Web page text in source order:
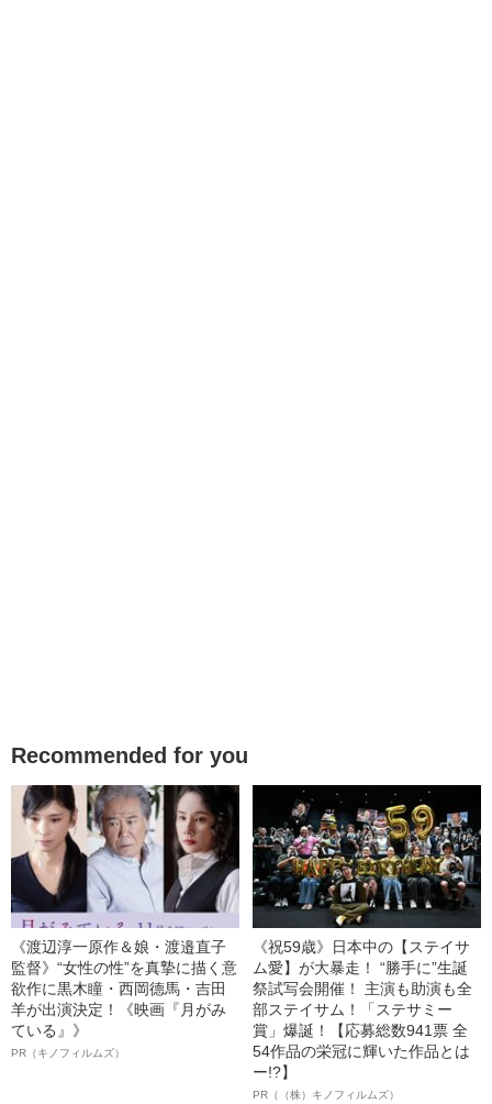
Recommended for you
《渡辺淳一原作＆娘・渡邉直子
監督》“女性の性”を真摯に描く意
欲作に黒木瞳・西岡德馬・吉田
羊が出演決定！《映画『月がみ
ている』》
PR（キノフィルムズ）
《祝59歳》日本中の【ステイサ
ム愛】が大暴走！ “勝手に”生誕
祭試写会開催！ 主演も助演も全
部ステイサム！「ステサミー
賞」爆誕！【応募総数941票 全
54作品の栄冠に輝いた作品とは
ー!?】
PR（（株）キノフィルムズ）